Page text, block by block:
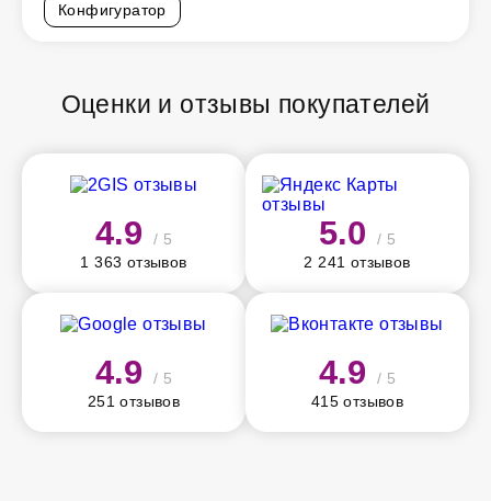
Конфигуратор
Оценки и отзывы покупателей
4.9/ 5
1 363 отзывов
5.0/ 5
2 241 отзывов
4.9/ 5
251 отзывов
4.9/ 5
415 отзывов